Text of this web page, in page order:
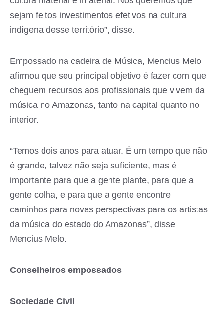
sejam feitos investimentos efetivos na cultura
indígena desse território”, disse.
Empossado na cadeira de Música, Mencius Melo
afirmou que seu principal objetivo é fazer com que
cheguem recursos aos profissionais que vivem da
música no Amazonas, tanto na capital quanto no
interior.
“Temos dois anos para atuar. É um tempo que não
é grande, talvez não seja suficiente, mas é
importante para que a gente plante, para que a
gente colha, e para que a gente encontre
caminhos para novas perspectivas para os artistas
da música do estado do Amazonas”, disse
Mencius Melo.
Conselheiros empossados
Sociedade Civil